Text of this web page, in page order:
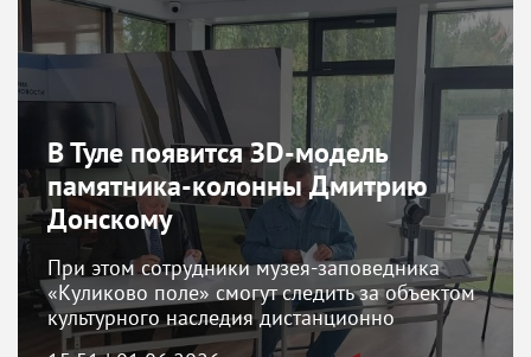
В Туле появится ЗD-модель
памятника-колонны Дмитрию
Донскому
При этом сотрудники музея-заповедника
«Куликово поле» смогут следить за объектом
культурного наследия дистанционно